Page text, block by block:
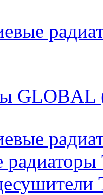
GLOBAL